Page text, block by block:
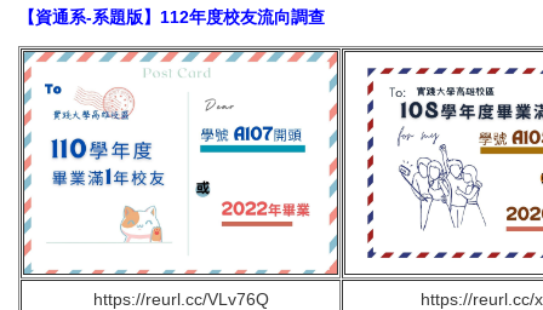
【資通系-系題版】112年度校友流向調查
https://reurl.cc/VLv76Q https://reurl.cc/